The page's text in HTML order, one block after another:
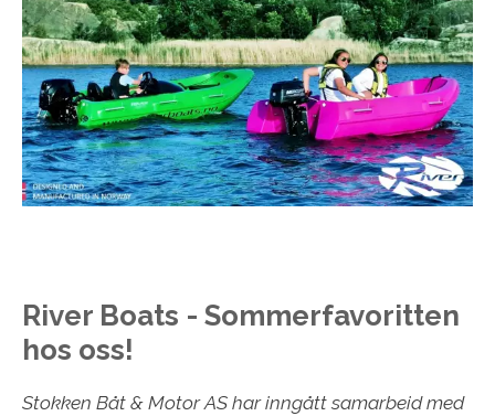
River Boats - Sommerfavoritten
hos oss!
Stokken Båt & Motor AS har inngått samarbeid med